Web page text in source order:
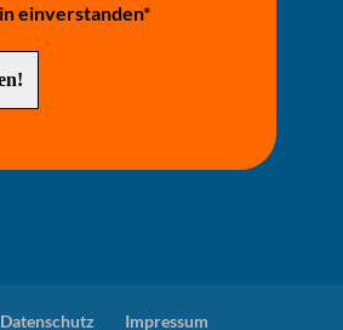
einverstanden*
Datenschutz Impressum